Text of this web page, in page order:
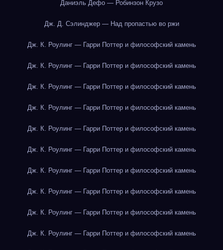
Даниэль Дефо — Робинзон Крузо
Дж. Д. Сэлинджер — Над пропастью во ржи
Дж. К. Роулинг — Гарри Поттер и философский камень
Дж. К. Роулинг — Гарри Поттер и философский камень
Дж. К. Роулинг — Гарри Поттер и философский камень
Дж. К. Роулинг — Гарри Поттер и философский камень
Дж. К. Роулинг — Гарри Поттер и философский камень
Дж. К. Роулинг — Гарри Поттер и философский камень
Дж. К. Роулинг — Гарри Поттер и философский камень
Дж. К. Роулинг — Гарри Поттер и философский камень
Дж. К. Роулинг — Гарри Поттер и философский камень
Дж. К. Роулинг — Гарри Поттер и философский камень